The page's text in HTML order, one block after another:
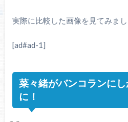
実際に比較した画像を見てみまし
[ad#ad-1]
菜々緒がバンコランに
に！